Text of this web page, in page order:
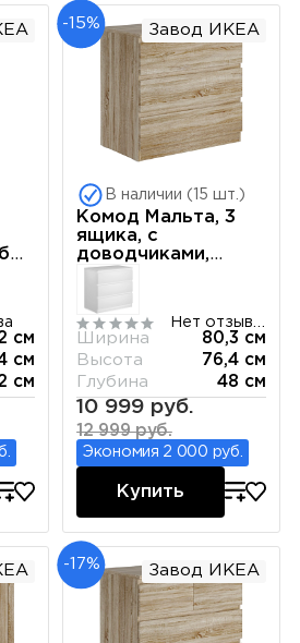
см
см
см
-15% Завод ИКЕА
В наличии (15 шт.)
Комод Мальта, 3
ящика, с
доводчиками,
80х48х76 см, дуб
Ширина
80,3 см
Высота
76,4 см
Глубина
48 см
10 999 руб.
12 999 руб.
Экономия 2 000 руб.
Купить
-17% Завод ИКЕА